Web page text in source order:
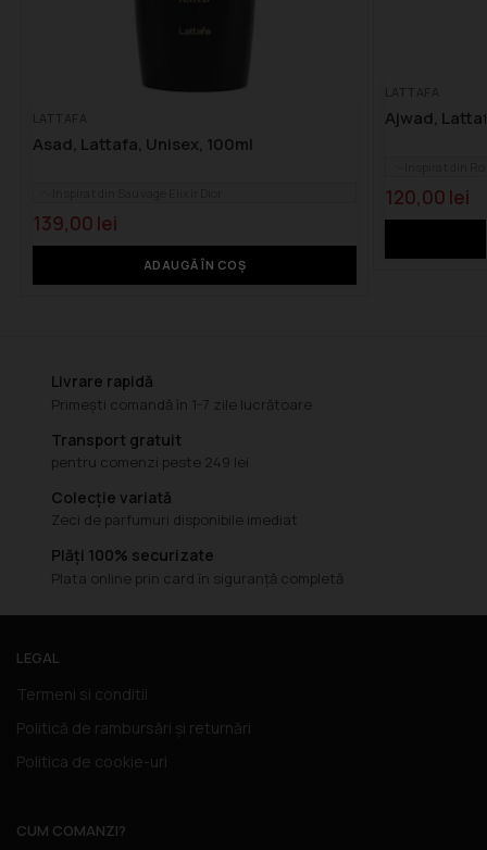
Asad, Lattafa, Unisex, 100ml
139,00 lei
ADAUGĂ ÎN COȘ
Ajwad,
120,00 lei
Livrare rapidă
Primești comandă în 1-7 zile lucrătoare
Transport gratuit
pentru comenzi peste 249 lei
Colecție variată
Zeci de parfumuri disponibile imediat
Plăți 100% securizate
Plata online prin card în siguranță completă
LEGAL
Termeni si conditii
Politică de rambursări și returnări
Politica de cookie-uri
CUM COMANZI?